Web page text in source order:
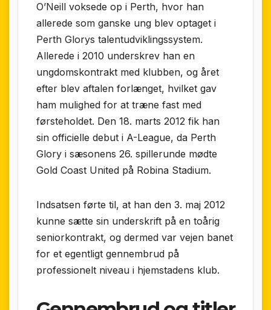
O’Neill voksede op i Perth, hvor han
allerede som ganske ung blev optaget i
Perth Glorys talent­udviklings­system.
Allerede i 2010 underskrev han en
ungdoms­kontrakt med klubben, og året
efter blev aftalen forlænget, hvilket gav
ham mulighed for at træne fast med
førsteholdet. Den 18. marts 2012 fik han
sin officielle debut i A-League, da Perth
Glory i sæsonens 26. spillerunde mødte
Gold Coast United på Robina Stadium.
Indsatsen førte til, at han den 3. maj 2012
kunne sætte sin underskrift på en toårig
senior­kontrakt, og dermed var vejen banet
for et egentligt gennembrud på
professionelt niveau i hjem­stadens klub.